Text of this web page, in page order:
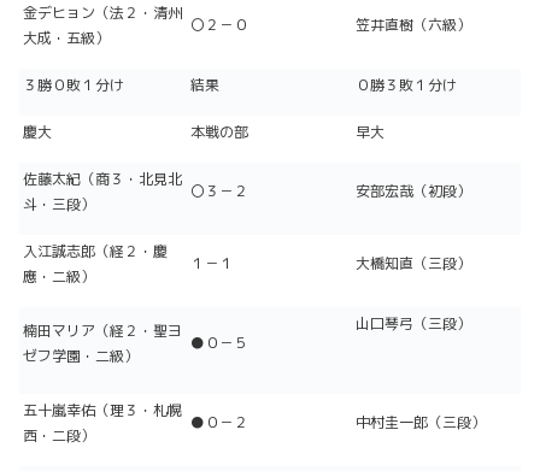
金デヒョン（法２・清州
大成・五級）
〇２－０ 笠井直樹（六級）
３勝０敗１分け 結果 ０勝３敗１分け
慶大 本戦の部 早大
佐藤太紀（商３・北見北
斗・三段）
〇３－２ 安部宏哉（初段）
入江誠志郎（経２・慶
應・二級）
１－１ 大橋知直（三段）
楠田マリア（経２・聖ヨ
ゼフ学園・二級）
●０－５
山口琴弓（三段）
五十嵐幸佑（理３・札幌
西・二段）
●０－２ 中村圭一郎（三段）